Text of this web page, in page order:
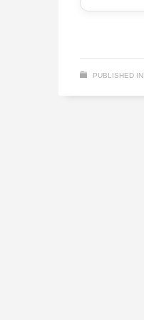
PUBLISHED IN